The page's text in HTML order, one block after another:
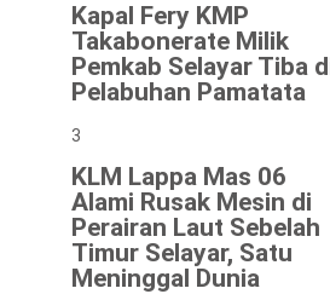
Kapal Fery KMP
Takabonerate Milik
Pemkab Selayar Tiba
Pelabuhan Pamatata
3
KLM Lappa Mas 06
Alami Rusak Mesin di
Perairan Laut Sebelah
Timur Selayar, Satu
Meninggal Dunia